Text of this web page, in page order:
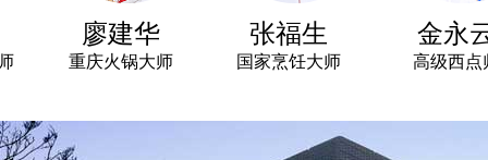
廖建华
重庆火锅大师
张福生
国家烹饪大师
金永云
高级西点师